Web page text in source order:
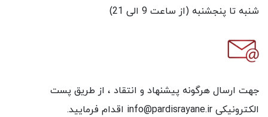
شنبه تا پنجشنبه (از ساعت 9 الی 21)
جهت ارسال هرگونه پیشنهاد و انتقاد ، از طریق پست
الکترونیکی info@pardisrayane.ir اقدام فرمایید.